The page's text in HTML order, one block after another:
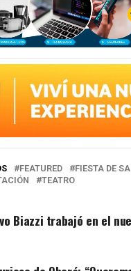
FEATURED
FIESTA DE
TEATRO
Biazzi trabajó en el